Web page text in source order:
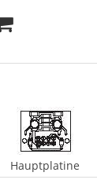
Hauptplatine